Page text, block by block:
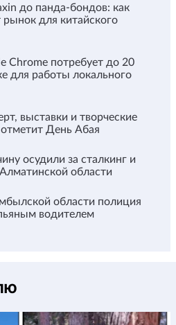
до панда-бондов: как
рынок для китайского
Chrome потребует до 20
для работы локального
выставки и творческие
День Абая
осудили за сталкинг и
области
области полиция
водителем